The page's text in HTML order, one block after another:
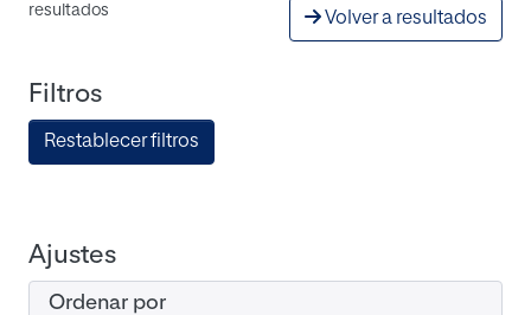
resultados Volver a resultados
Filtros
Restablecer filtros
Ajustes
Ordenar por